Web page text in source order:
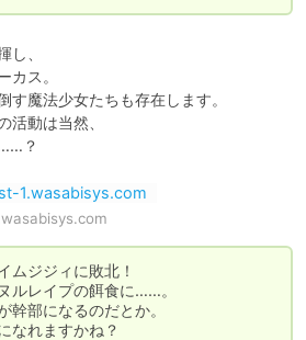
し、
カス。
す魔法少女たちも存在します。
活動は当然、
？
ムジジィに敗北！
ルレイプの餌食に……。
幹部になるのだとか。
なれますかね？